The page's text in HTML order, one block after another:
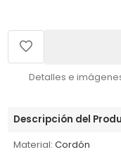
Detalles e
Descripción del
Material: Cordón